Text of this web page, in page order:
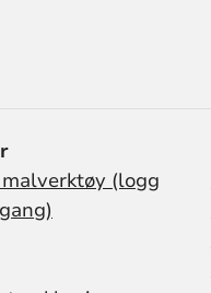
(logg